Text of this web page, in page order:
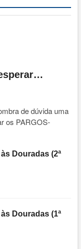
de dúvida uma
os PARGOS-
Douradas (2ª
Douradas (1ª